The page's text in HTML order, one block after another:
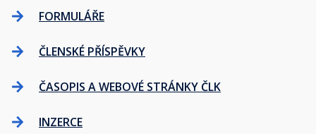
FORMULÁŘE
ČLENSKÉ PŘÍSPĚVKY
ČASOPIS A WEBOVÉ STRÁNKY ČLK
INZERCE